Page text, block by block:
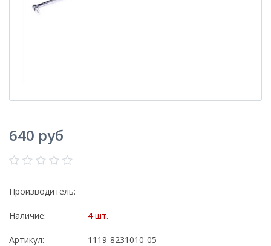
640 руб
Производитель:
Наличие: 4 шт.
Артикул: 1119-8231010-05